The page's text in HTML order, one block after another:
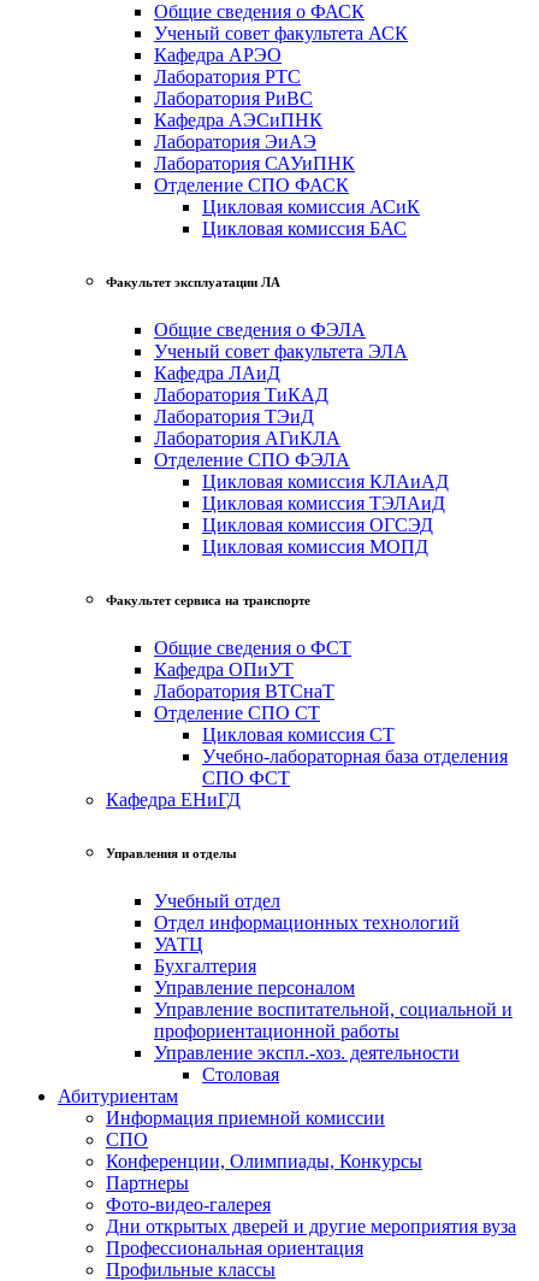
Общие сведения о ФАСК
Ученый совет факультета АСК
Кафедра АРЭО
Лаборатория РТС
Лаборатория РиВС
Кафедра АЭСиПНК
Лаборатория ЭиАЭ
Лаборатория САУиПНК
Отделение СПО ФАСК
Цикловая комиссия АСиК
Цикловая комиссия БАС
Факультет эксплуатации ЛА
Общие сведения о ФЭЛА
Ученый совет факультета ЭЛА
Кафедра ЛАиД
Лаборатория ТиКАД
Лаборатория ТЭиД
Лаборатория АГиКЛА
Отделение СПО ФЭЛА
Цикловая комиссия КЛАиАД
Цикловая комиссия ТЭЛАиД
Цикловая комиссия ОГСЭД
Цикловая комиссия МОПД
Факультет сервиса на транспорте
Общие сведения о ФСТ
Кафедра ОПиУТ
Лаборатория ВТСнаТ
Отделение СПО СТ
Цикловая комиссия СТ
Учебно-лабораторная база отделения
СПО ФСТ
Кафедра ЕНиГД
Управления и отделы
Учебный отдел
Отдел информационных технологий
УАТЦ
Бухгалтерия
Управление персоналом
Управление воспитательной, социальной и
профориентационной работы
Управление экспл.-хоз. деятельности
Столовая
Абитуриентам
Информация приемной комиссии
СПО
Конференции, Олимпиады, Конкурсы
Партнеры
Фото-видео-галерея
Дни открытых дверей и другие мероприятия вуза
Профессиональная ориентация
Профильные классы